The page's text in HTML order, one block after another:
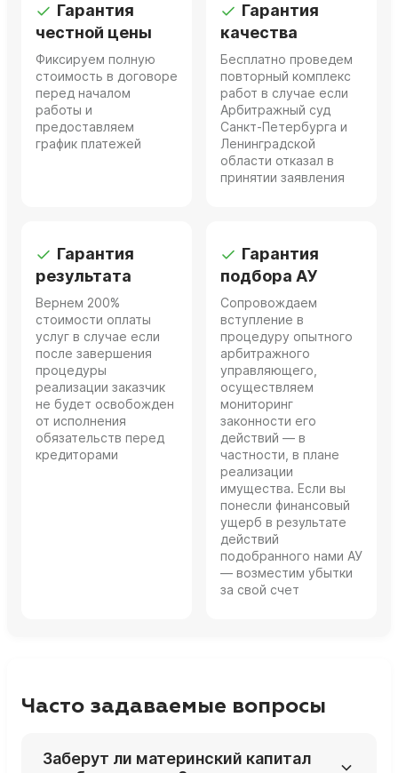
Гарантия
честной цены
Фиксируем полную
стоимость в договоре
перед началом
работы и
предоставляем
график платежей
Гарантия
качества
Бесплатно проведем
повторный комплекс
работ в случае если
Арбитражный суд
Санкт-Петербурга и
Ленинградской
области отказал в
принятии заявления
Гарантия
результата
Вернем 200%
стоимости оплаты
услуг в случае если
после завершения
процедуры
реализации заказчик
не будет освобожден
от исполнения
обязательств перед
кредиторами
Гарантия
подбора АУ
Сопровождаем
вступление в
процедуру опытного
арбитражного
управляющего,
осуществляем
мониторинг
законности его
действий — в
частности, в плане
реализации
имущества. Если вы
понесли финансовый
ущерб в результате
действий
подобранного нами АУ
— возместим убытки
за свой счет
Часто задаваемые вопросы
Заберут ли материнский капитал